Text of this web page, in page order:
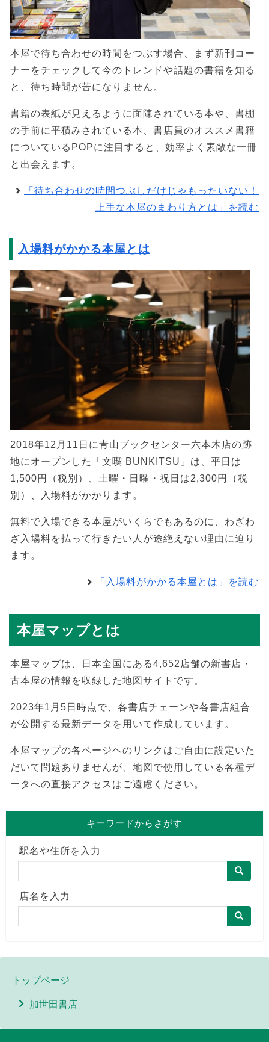
本屋で待ち合わせの時間をつぶす場合、まず新刊コー
ナーをチェックして今のトレンドや話題の書籍を知る
と、待ち時間が苦になりません。
書籍の表紙が見えるように面陳されている本や、書棚
の手前に平積みされている本、書店員のオススメ書籍
についているPOPに注目すると、効率よく素敵な一冊
と出会えます。
「待ち合わせの時間つぶしだけじゃもったいない！
上手な本屋のまわり方とは」を読む
入場料がかかる本屋とは
2018年12月11日に青山ブックセンター六本木店の跡
地にオープンした「文喫 BUNKITSU」は、平日は
1,500円（税別）、土曜・日曜・祝日は2,300円（税
別）、入場料がかかります。
無料で入場できる本屋がいくらでもあるのに、わざわ
ざ入場料を払って行きたい人が途絶えない理由に迫り
ます。
「入場料がかかる本屋とは」を読む
本屋マップとは
本屋マップは、日本全国にある4,652店舗の新書店・
古本屋の情報を収録した地図サイトです。
2023年1月5日時点で、各書店チェーンや各書店組合
が公開する最新データを用いて作成しています。
本屋マップの各ページヘのリンクはご自由に設定いた
だいて問題ありませんが、地図で使用している各種デ
ータへの直接アクセスはご遠慮ください。
キーワードからさがす
駅名や住所を入力
店名を入力
トップページ
加世田書店